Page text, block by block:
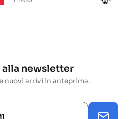
newsletter
nuovi arrivi in anteprima.